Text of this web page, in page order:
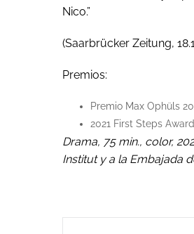
Nico.”
(Saarbrücker Zeitung,
Premios:
Premio Max Ophüls
2021 First Steps
Drama, 75 min., color,
Institut y a la Embajada